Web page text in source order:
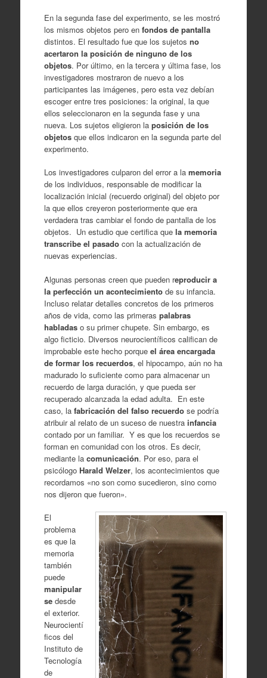
En la segunda fase del experimento, se les mostró
los mismos objetos pero en fondos de pantalla
distintos. El resultado fue que los sujetos no
acertaron la posición de ninguno de los
objetos. Por último, en la tercera y última fase, los
investigadores mostraron de nuevo a los
participantes las imágenes, pero esta vez debían
escoger entre tres posiciones: la original, la que
ellos seleccionaron en la segunda fase y una
nueva. Los sujetos eligieron la posición de los
objetosque ellos indicaron en la segunda parte del
experimento.
Los investigadores culparon del error a la memoria
de los individuos, responsable de modificar la
localización inicial (recuerdo original) del objeto por
la que ellos creyeron posteriormente que era
verdadera tras cambiar el fondo de pantalla de los
objetos. Un estudio que certifica que la memoria
transcribe el pasadocon la actualización de
nuevas experiencias.
Algunas personas creen que pueden reproducir a
la perfección un acontecimientode su infancia.
Incluso relatar detalles concretos de los primeros
años de vida, como las primeras palabras
habladaso su primer chupete. Sin embargo, es
algo ficticio. Diversos neurocientíficos califican de
improbable este hecho porque el área encargada
de formar los recuerdos, el hipocampo, aún no ha
madurado lo suficiente como para almacenar un
recuerdo de larga duración, y que pueda ser
recuperado alcanzada la edad adulta. En este
caso, la fabricación del falso recuerdose podría
atribuir al relato de un suceso de nuestrainfancia
contado por un familiar. Y es que los recuerdos se
forman en comunidad con los otros. Es decir,
mediante la comunicación. Por eso, para el
psicólogo Harald Welzer, los acontecimientos que
recordamos «no son como sucedieron, sino como
nos dijeron que fueron».
El
problema
es que la
memoria
también
puede
manipular
sedesde
el exterior.
Neurocientí
ficos del
Instituto de
Tecnología
de